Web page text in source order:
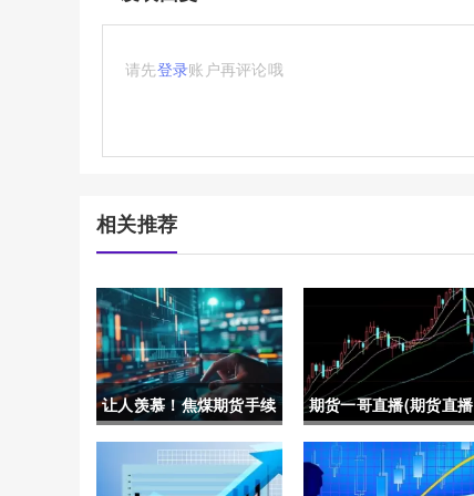
请先登录账户再评论哦
相关推荐
让人羡慕！焦煤期货手续
费（结合自身的投资策略
和风险承受能力做出合理
期货一哥直播(期货直播
网红)